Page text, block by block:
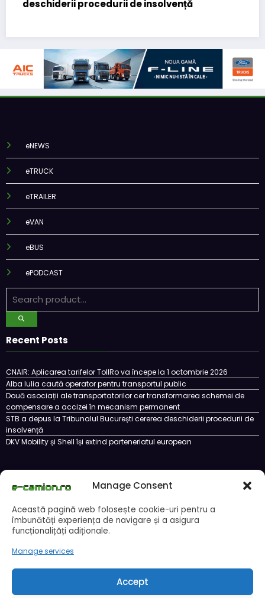
Manage Consent
Această pagină web folosește cookie-uri pentru a
îmbunătăți experiența de navigare și a asigura
funcționalițăți adiționale.
Manage services
Accept
de insolvență
european
eNEWS
eTRUCK
eTRAILER
eVAN
eBUS
ePODCAST
Recent Posts
CNAIR: Aplicarea tarifelor TollRo va începe la 1 octombrie 2026
Alba Iulia caută operator pentru transportul public
Două asociații ale transportatorilor cer transformarea schemei de
compensare a accizei în mecanism permanent
STB a depus la Tribunalul București cererea deschiderii procedurii de
insolvență
DKV Mobility și Shell își extind parteneriatul european
Cookie Policy (EU)
Ce este un cookie si cum se poate dezactiva
Copyright © 2024 by E-CAMION.RO MEDIA Toate drepturile sunt rezervate |
Powered By SpiceThemes